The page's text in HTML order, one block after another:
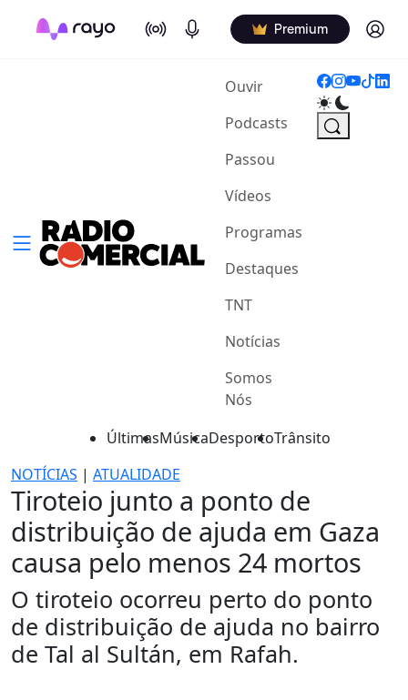
On Air Podcasts Premium Log in
Ouvir(current)
Podcasts
Passou
Vídeos
Programas
Destaques
TNT
Notícias
Somos
Nós
ÚltimasMúsicaDesportoTrânsito
NOTÍCIAS | ATUALIDADE
Tiroteio junto a ponto de
distribuição de ajuda em Gaza
causa pelo menos 24 mortos
O tiroteio ocorreu perto do ponto
de distribuição de ajuda no bairro
de Tal al Sultán, em Rafah.